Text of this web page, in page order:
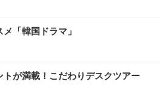
「韓国ドラマ」
が満載！こだわりデスクツアー